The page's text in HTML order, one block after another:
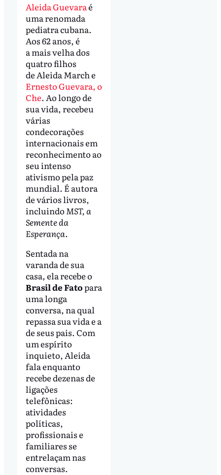
Aleida Guevaraé
uma renomada
pediatra cubana.
Aos 62 anos, é
a mais velha dos
quatro filhos
de Aleida March e
Ernesto Guevara, o
Che. Ao longo de
sua vida, recebeu
várias
condecorações
internacionais em
reconhecimento ao
seu intenso
ativismo pela paz
mundial. É autora
de vários livros,
incluindoMST, a
Semente da
Esperança.
Sentada na
varanda de sua
casa, ela recebe o
Brasil de Fatopara
uma longa
conversa, na qual
repassa sua vida e a
de seus pais. Com
um espírito
inquieto, Aleida
fala enquanto
recebe dezenas de
ligações
telefônicas:
atividades
políticas,
profissionais e
familiares se
entrelaçam nas
conversas.